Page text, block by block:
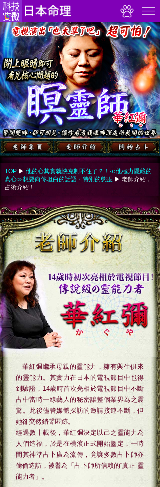
TOP▶︎ 他的心其實就快克制不住了？！≪他極力隱藏的
真心≫想要向你坦白的話語・特別的態度▶︎ 老師介紹，
占術介紹！
華紅彌繼承母親的靈能力，擁有與生俱來
的靈能力。其實力在日本的電視節目中也得
到驗證，14歲時首次亮相於電視節目中不斷
占中當時一線藝人的秘密讓整個業界為之震
驚。此後儘管媒體採訪的邀請接連不斷，但
她卻突然銷聲匿跡。
經過數十載後，華紅彌決定以己之靈能力為
人們造福，於是在橫濱正式開始鑒定，一時
間其神準占卜廣為流傳，竟讓多數占卜師亦
偷偷造訪，被譽為「占卜師所信賴的“真正”靈
能力者」。